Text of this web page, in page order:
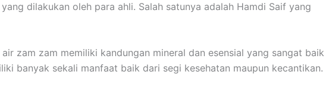
dilakukan oleh para ahli. Salah satunya adalah Hamdi Saif yang
zam zam memiliki kandungan mineral dan esensial yang sangat baik
banyak sekali manfaat baik dari segi kesehatan maupun kecantikan.